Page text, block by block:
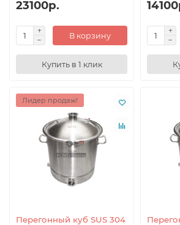
23100р.
В корзину
Купить в 1 клик
Лидер продаж!
Перегонный куб SUS 304